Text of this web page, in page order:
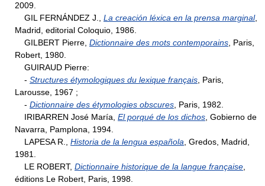
2009.
GIL FERNÁNDEZ J., La creación léxica en la prensa marginal,
Madrid, editorial Coloquio, 1986.
GILBERT Pierre, Dictionnaire des mots contemporains , Paris,
Robert, 1980.
GUIRAUD Pierre:
- Structures étymologiques du lexique français , Paris,
Larousse, 1967 ;
- Dictionnaire des étymologies obscures , Paris, 1982.
IRIBARREN José María, El porqué de los dichos , Gobierno de
Navarra, Pamplona, 1994.
LAPESA R., Historia de la lengua española , Gredos, Madrid,
1981.
LE ROBERT, Dictionnaire historique de la langue française
éditions Le Robert, Paris, 1998.